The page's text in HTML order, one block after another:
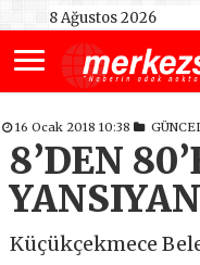
8 Ağustos 2026
16 Ocak 2018 10:38
8’DEN
Küçükçekmece